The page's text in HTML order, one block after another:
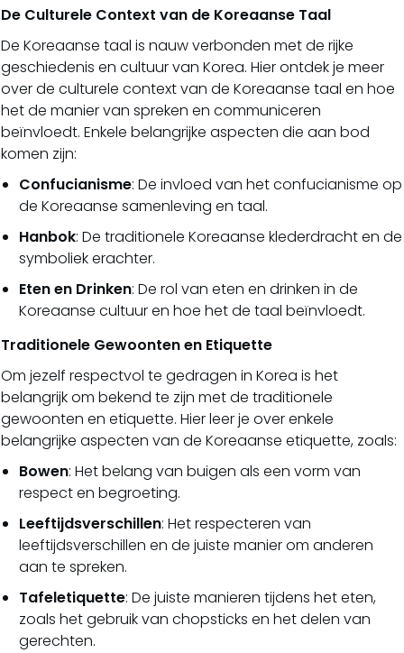
De Culturele Context van de Koreaanse Taal
De Koreaanse taal is nauw verbonden met de rijke
geschiedenis en cultuur van Korea. Hier ontdek je meer
over de culturele context van de Koreaanse taal en hoe
het de manier van spreken en communiceren
beïnvloedt. Enkele belangrijke aspecten die aan bod
komen zijn:
Confucianisme: De invloed van het confucianisme op
de Koreaanse samenleving en taal.
Hanbok: De traditionele Koreaanse klederdracht en de
symboliek erachter.
Eten en Drinken: De rol van eten en drinken in de
Koreaanse cultuur en hoe het de taal beïnvloedt.
Traditionele Gewoonten en Etiquette
Om jezelf respectvol te gedragen in Korea is het
belangrijk om bekend te zijn met de traditionele
gewoonten en etiquette. Hier leer je over enkele
belangrijke aspecten van de Koreaanse etiquette, zoals:
Bowen: Het belang van buigen als een vorm van
respect en begroeting.
Leeftijdsverschillen: Het respecteren van
leeftijdsverschillen en de juiste manier om anderen
aan te spreken.
Tafeletiquette: De juiste manieren tijdens het eten,
zoals het gebruik van chopsticks en het delen van
gerechten.